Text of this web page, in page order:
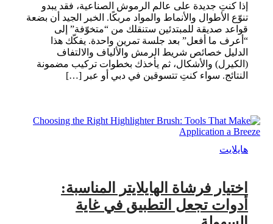
إذا كنتِ جديدة على عالم الرموش الصناعية، فقد يبدو
تنوّع الأطوال والأنماط والمواد مربكًا. الخبر الجيد أن بضعة
قواعد صديقة للمبتدئين ستنقلك من “متخوّفة” إلى
“أعرف ما أفعل” بعد جلسة تمرين واحدة. يفكّك هذا
الدليل خصائص شريط الرمش والألياف والالتفاف
(الكيرل) والأشكال، ثم يأخذك بخطوات تركيب مضمونة
النتائج. سواء كنتِ تتسوقين في دبي أو عبر […]
هايلايت
اختيار فرشاة الهايلايتر المناسبة:
أدوات تجعل التطبيق في غاية